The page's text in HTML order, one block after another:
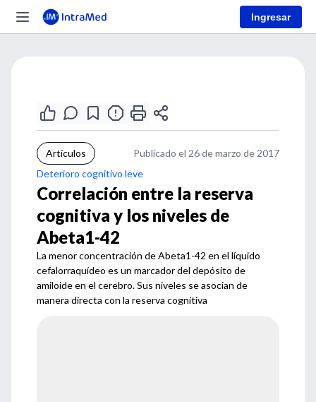
Ingresar
Artículos
Publicado el 26 de marzo de 2017
Deterioro cognitivo leve
Correlación entre la reserva
cognitiva y los niveles de
Abeta1-42
La menor concentración de Abeta1-42 en el líquido
cefalorraquídeo es un marcador del depósito de
amiloide en el cerebro. Sus niveles se asocian de
manera directa con la reserva cognitiva